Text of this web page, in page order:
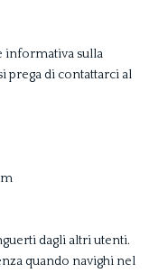
informativa sulla
prega di contattarci al
dagli altri utenti.
quando navighi nel